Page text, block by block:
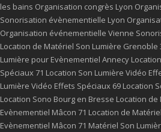
les bains Organisation congrès Lyon
Sonorisation évènementielle Lyon
Organisation événementielle Vienne
Location de Matériel Son Lumière Grenoble
Lumière pour Evènementiel Annecy
Spéciaux 71 Location Son Lumière Vidéo
Lumière Vidéo Effets Spéciaux 69 Location
Location Sono Bourg en Bresse Location
Evènementiel Mâcon 71 Location de
Evènementiel Mâcon 71 Matériel Son